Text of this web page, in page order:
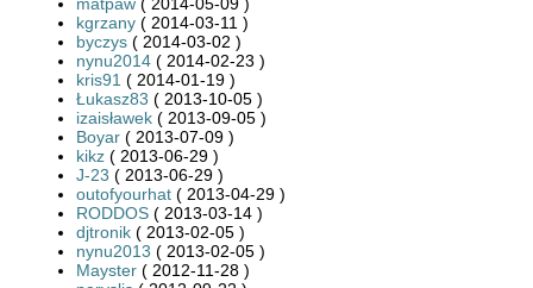
kgrzany ( 2014-03-11 )
byczys ( 2014-03-02 )
nynu2014 ( 2014-02-23 )
kris91 ( 2014-01-19 )
Łukasz83 ( 2013-10-05 )
izaisławek ( 2013-09-05 )
Boyar ( 2013-07-09 )
kikz ( 2013-06-29 )
J-23 ( 2013-06-29 )
outofyourhat ( 2013-04-29 )
RODDOS ( 2013-03-14 )
djtronik ( 2013-02-05 )
nynu2013 ( 2013-02-05 )
Mayster ( 2012-11-28 )